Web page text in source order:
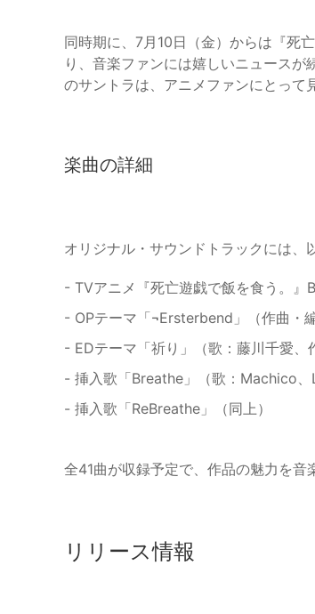
同時期に、7月10日（金）からは『死
り、音楽ファンには嬉しいニュース
のサントラは、アニメファンにとって
楽曲の詳細
オリジナル・サウンドトラックには、
- TVアニメ『死亡遊戯で飯を食う。』
- OPテーマ「¬Ersterbend」（作曲・
- EDテーマ「祈り」（歌：藤川千愛、
- 挿入歌「Breathe」（歌：Machico、
- 挿入歌「ReBreathe」（同上）
全41曲が収録予定で、作品の魅力を音
リリース情報